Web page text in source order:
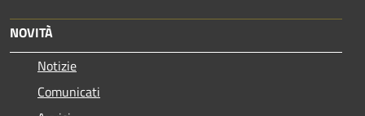
NOVITÀ
Notizie
Comunicati